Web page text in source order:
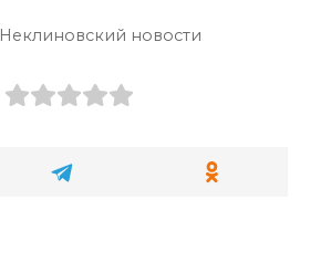
Неклиновский новости